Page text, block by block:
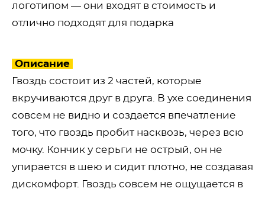
логотипом — они входят в стоимость и
отлично подходят для подарка
Описание
Гвоздь состоит из 2 частей, которые
вкручиваются друг в друга. В ухе соединения
совсем не видно и создается впечатление
того, что гвоздь пробит насквозь, через всю
мочку. Кончик у серьги не острый, он не
упирается в шею и сидит плотно, не создавая
дискомфорт. Гвоздь совсем не ощущается в